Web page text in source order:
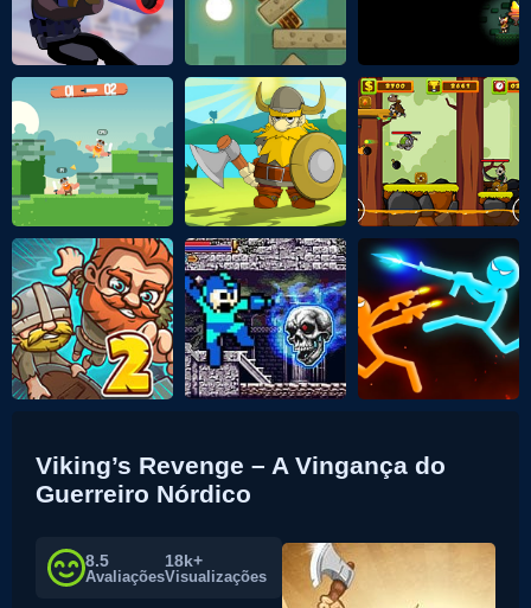
Viking’s Revenge – A Vingança do
Guerreiro Nórdico
8.5
Avaliações
18k+
Visualizações